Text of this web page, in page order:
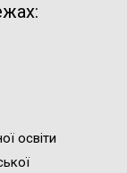
16
освіти